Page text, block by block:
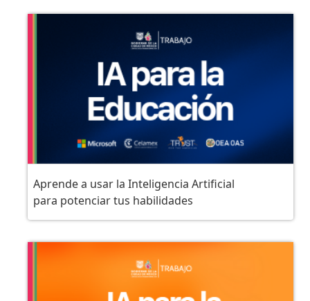
Aprende a usar la Inteligencia Artificial
para potenciar tus habilidades